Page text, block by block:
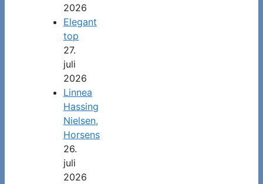
2026
Elegant
top
27.
juli
2026
Linnea
Hassing
Nielsen,
Horsens
26.
juli
2026